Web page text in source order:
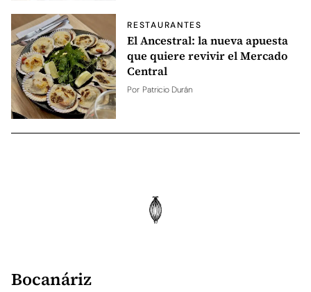
RESTAURANTES
El Ancestral: la nueva apuesta
que quiere revivir el Mercado
Central
Por Patricio Durán
Bocanáriz